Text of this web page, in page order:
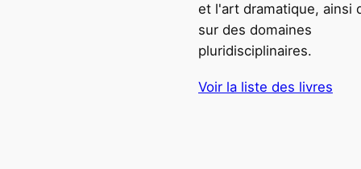
et l'art dramatique, ainsi
sur des domaines
pluridisciplinaires.
Voir la liste des livres